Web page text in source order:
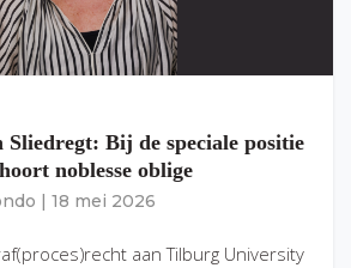
Sliedregt: Bij de speciale positie
noblesse oblige
18 mei 2026
aan Tilburg University